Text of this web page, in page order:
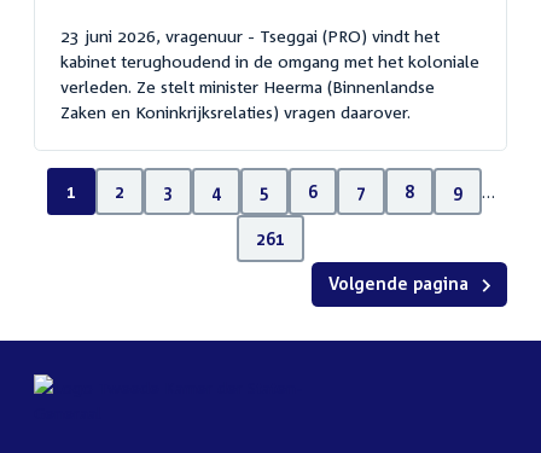
23 juni 2026, vragenuur - Tseggai (PRO) vindt het
kabinet terughoudend in de omgang met het koloniale
verleden. Ze stelt minister Heerma (Binnenlandse
Zaken en Koninkrijksrelaties) vragen daarover.
1 2 3 4 5 6 7 8 9 …
261
Volgende pagina